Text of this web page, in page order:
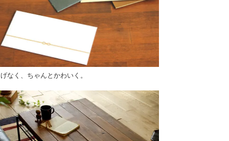
なく、ちゃんとかわいく。